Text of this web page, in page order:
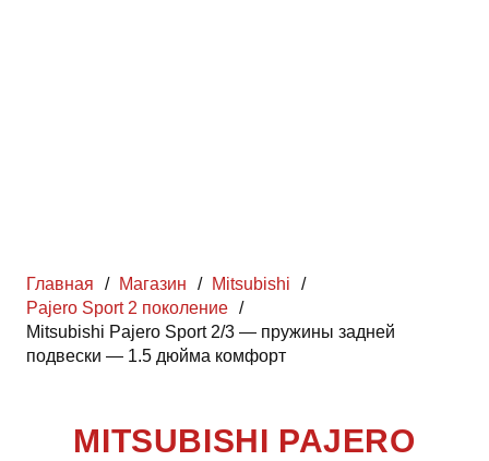
Главная / Магазин / Mitsubishi
/
Pajero Sport 2 поколение /
Mitsubishi Pajero Sport 2/3 — пружины задней
подвески — 1.5 дюйма комфорт
MITSUBISHI PAJERO